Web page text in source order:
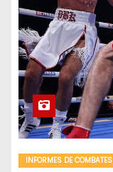
INFORMES DE COMBATES